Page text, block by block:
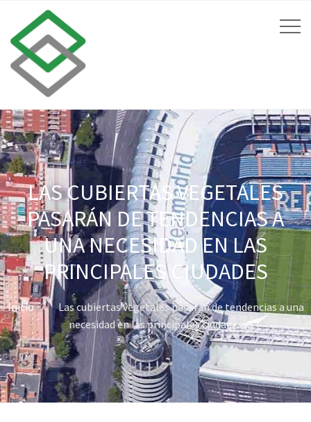
LAS CUBIERTAS VEGETALES
PASARÁN DE TENDENCIAS A
UNA NECESIDAD EN LAS
PRINCIPALES CIUDADES
Inicio
Las cubiertas vegetales pasarán de tendencias a una
necesidad en las principales ciudades